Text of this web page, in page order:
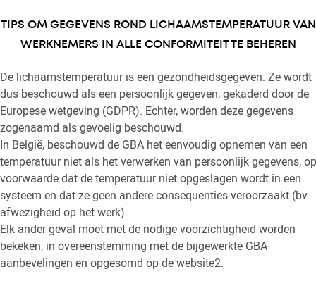
TIPS OM GEGEVENS ROND LICHAAMSTEMPERATUUR VAN
WERKNEMERS IN ALLE CONFORMITEIT TE BEHEREN
De lichaamstemperatuur is een gezondheidsgegeven. Ze wordt
dus beschouwd als een persoonlijk gegeven, gekaderd door de
Europese wetgeving (GDPR). Echter, worden deze gegevens
zogenaamd als gevoelig beschouwd.
In België, beschouwd de GBA het eenvoudig opnemen van een
temperatuur niet als het verwerken van persoonlijk gegevens, op
voorwaarde dat de temperatuur niet opgeslagen wordt in een
systeem en dat ze geen andere consequenties veroorzaakt (bv.
afwezigheid op het werk).
Elk ander geval moet met de nodige voorzichtigheid worden
bekeken, in overeenstemming met de bijgewerkte GBA-
aanbevelingen en opgesomd op de website2.